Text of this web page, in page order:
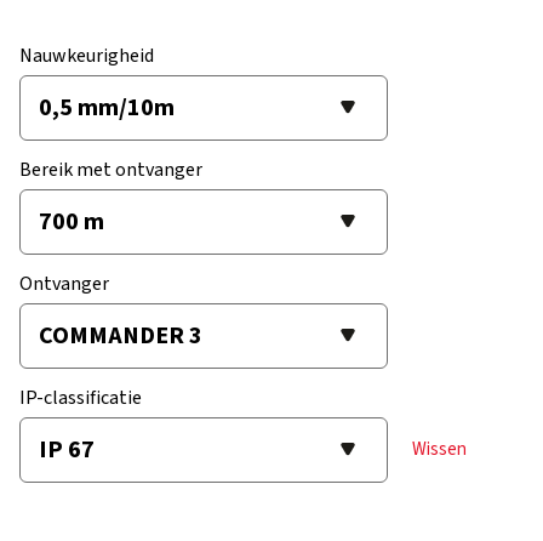
Nauwkeurigheid
Bereik met ontvanger
Ontvanger
IP-classificatie
Wissen